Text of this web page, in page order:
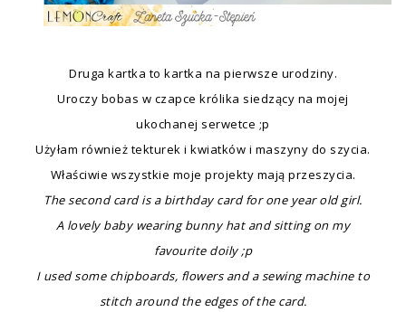
Druga kartka to kartka na pierwsze urodziny.
Uroczy bobas w czapce królika siedzący na mojej
ukochanej serwetce ;p
Użyłam również tekturek i kwiatków i maszyny do szycia.
Właściwie wszystkie moje projekty mają przeszycia.
The second card is a birthday card for one year old girl.
A lovely baby wearing bunny hat and sitting on my
favourite doily ;p
I used some chipboards, flowers and a sewing machine to
stitch around the edges of the card.